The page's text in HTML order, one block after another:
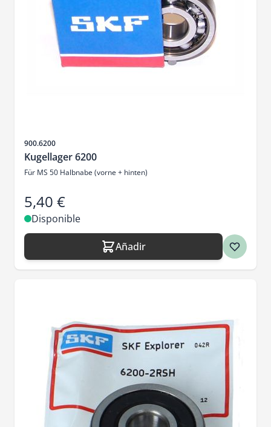
SKU
900.6200
Kugellager 6200
Für MS 50 Halbnabe (vorne + hinten)
5,40 €
Disponible
Añadir